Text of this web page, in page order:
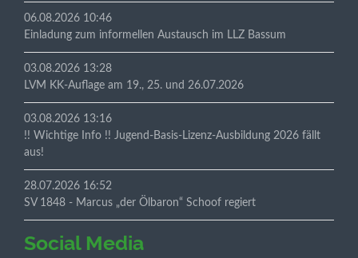
06.08.2026 10:46
Einladung zum informellen Austausch im LLZ Bassum
03.08.2026 13:28
LVM KK-Auflage am 19., 25. und 26.07.2026
03.08.2026 13:16
!! Wichtige Info !! Jugend-Basis-Lizenz-Ausbildung 2026 fällt
aus!
28.07.2026 16:52
SV 1848 - Marcus „der Ölbaron“ Schoof regiert
Social Media